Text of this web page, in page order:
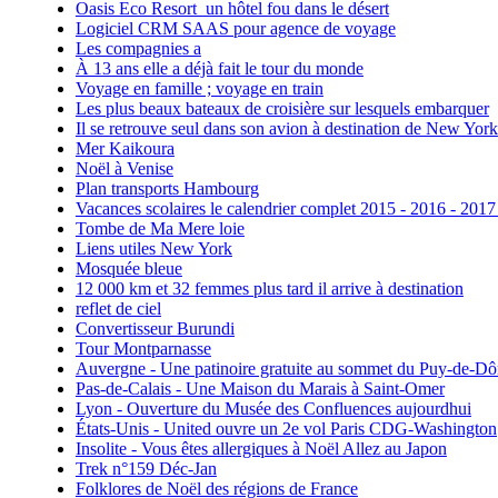
Oasis Eco Resort un hôtel fou dans le désert
Logiciel CRM SAAS pour agence de voyage
Les compagnies a
À 13 ans elle a déjà fait le tour du monde
Voyage en famille ; voyage en train
Les plus beaux bateaux de croisière sur lesquels embarquer
Il se retrouve seul dans son avion à destination de New York
Mer Kaikoura
Noël à Venise
Plan transports Hambourg
Vacances scolaires le calendrier complet 2015 - 2016 -
Tombe de Ma Mere loie
Liens utiles New York
Mosquée bleue
12 000 km et 32 femmes plus tard il arrive à destination
reflet de ciel
Convertisseur Burundi
Tour Montparnasse
Auvergne - Une patinoire gratuite au sommet du Puy-de-
Pas-de-Calais - Une Maison du Marais à Saint-Omer
Lyon - Ouverture du Musée des Confluences aujourdhui
États-Unis - United ouvre un 2e vol Paris CDG-Washington
Insolite - Vous êtes allergiques à Noël Allez au Japon
Trek n°159 Déc-Jan
Folklores de Noël des régions de France